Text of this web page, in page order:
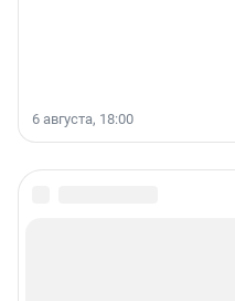
6 августа, 18:00